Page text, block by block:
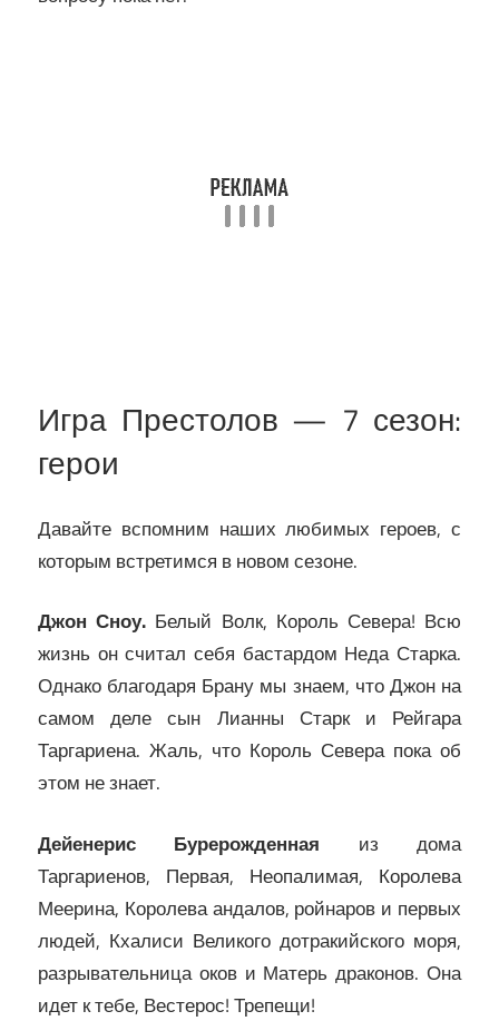
Игра Престолов — 7 сезон:
герои
Давайте вспомним наших любимых героев, с
которым встретимся в новом сезоне.
Джон Сноу. Белый Волк, Король Севера! Всю
жизнь он считал себя бастардом Неда Старка.
Однако благодаря Брану мы знаем, что Джон на
самом деле сын Лианны Старк и Рейгара
Таргариена. Жаль, что Король Севера пока об
этом не знает.
Дейенерис Бурерожденная из дома
Таргариенов, Первая, Неопалимая, Королева
Меерина, Королева андалов, ройнаров и первых
людей, Кхалиси Великого дотракийского моря,
разрывательница оков и Матерь драконов. Она
идет к тебе, Вестерос! Трепещи!